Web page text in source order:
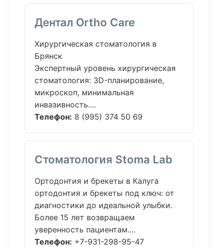
Дентал Ortho Care
Хирургическая стоматология в
Брянск
Экспертный уровень хирургическая
стоматология: 3D-планирование,
микроскоп, минимальная
инвазивность....
Телефон: 8 (995) 374 50 69
Стоматология Stoma Lab
Ортодонтия и брекеты в Калуга
ортодонтия и брекеты под ключ: от
диагностики до идеальной улыбки.
Более 15 лет возвращаем
уверенность пациентам....
Телефон: +7-931-298-95-47